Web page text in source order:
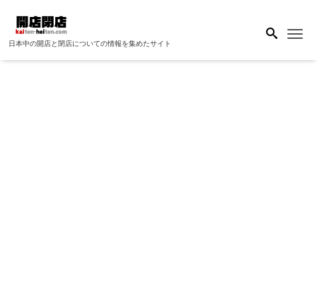
日本中の開店と閉店についての情報を集めたサイト